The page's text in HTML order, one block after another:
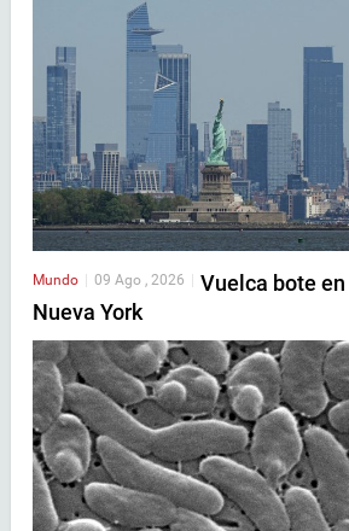
Mundo 09 Ago , 2026
Vuelca bote
Nueva York